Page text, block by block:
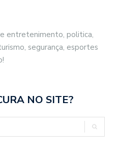
entretenimento, politica,
segurança, esportes
NO SITE?